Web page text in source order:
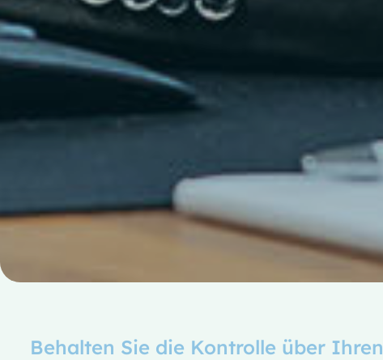
Behalten Sie die Kontrolle über Ihren